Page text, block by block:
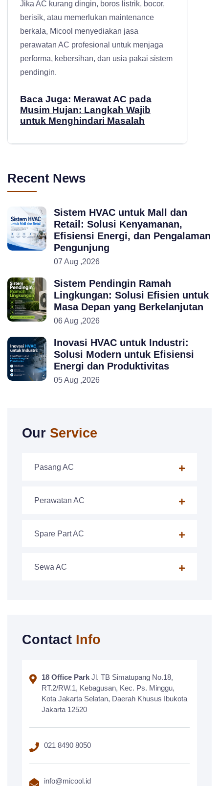
Jika AC kurang dingin, boros listrik, bocor,
berisik, atau memerlukan maintenance
berkala, Micool menyediakan jasa
perawatan AC profesional untuk menjaga
performa, kebersihan, dan usia pakai sistem
pendingin.
Baca Juga: Merawat AC pada
Musim Hujan: Langkah Wajib
untuk Menghindari Masalah
Recent News
Sistem HVAC untuk Mall dan
Retail: Solusi Kenyamanan,
Efisiensi Energi, dan Pengalaman
Pengunjung
07 Aug ,2026
Sistem Pendingin Ramah
Lingkungan: Solusi Efisien untuk
Masa Depan yang Berkelanjutan
06 Aug ,2026
Inovasi HVAC untuk Industri:
Solusi Modern untuk Efisiensi
Energi dan Produktivitas
05 Aug ,2026
Our Service
Pasang AC
Perawatan AC
Spare Part AC
Sewa AC
Contact Info
18 Office Park Jl. TB Simatupang No.18,
RT.2/RW.1, Kebagusan, Kec. Ps. Minggu,
Kota Jakarta Selatan, Daerah Khusus Ibukota
Jakarta 12520
021 8490 8050
info@micool.id